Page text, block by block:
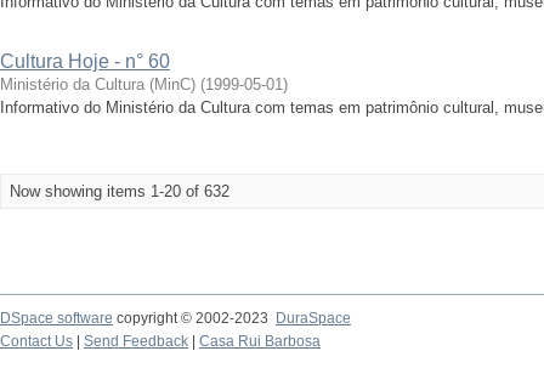
Cultura Hoje - n° 60
Ministério da Cultura (MinC) (1999-05-01)
Informativo do Ministério da Cultura com temas em patrimônio cultural,
Now showing items 1-20 of 632
DSpace software copyright © 2002-2023
DuraSpace
Contact Us
Send Feedback Casa Rui Barbosa